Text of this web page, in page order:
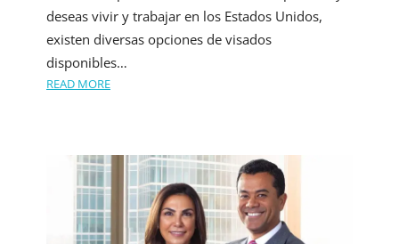
deseas vivir y trabajar en los Estados Unidos,
existen diversas opciones de visados
disponibles…
READ MORE